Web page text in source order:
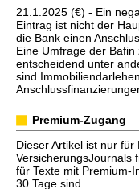
21.1.2025 (€) - Ein
Eintrag ist nicht der
die Bank einen
Eine Umfrage der Bafin
entscheidend unter
Premium-Zugang
Dieser Artikel ist nur
VersicherungsJournals
für Texte mit Premium-
30 Tage sind.